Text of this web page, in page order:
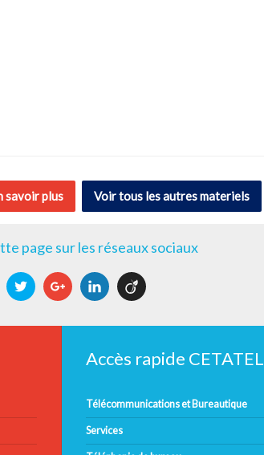
savoir plus Voir tous les autres materiels
page sur les réseaux sociaux
FacebookTwitter Google+LinkedIn
Accès rapide CETATEL
Télécommunications et Bureautique
Services